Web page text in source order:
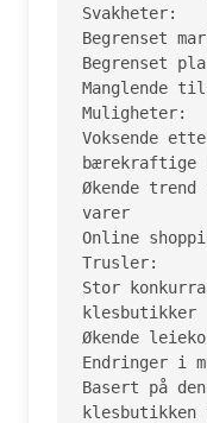
Svakheter:
Begrenset
Begrenset
Manglende
Muligheter:
Voksende
bærekraftige
Økende
varer
Online
Trusler:
Stor
klesbutikker
Økende
Endringer i
Basert på